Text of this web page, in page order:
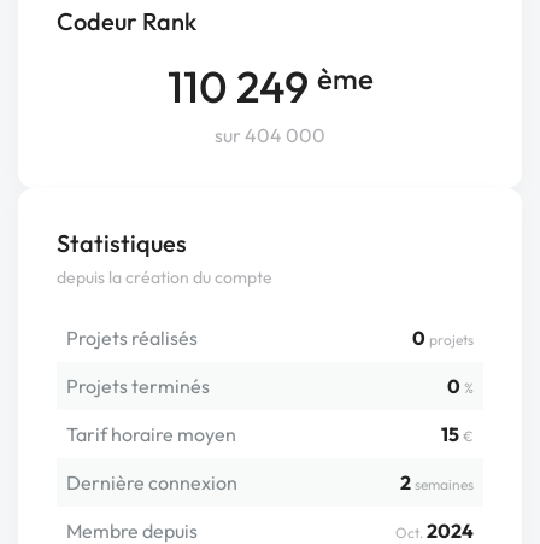
Codeur Rank
110 249 ème
sur 404 000
Statistiques
depuis la création du compte
Projets réalisés 0 projets
Projets terminés 0 %
Tarif horaire moyen 15 €
Dernière connexion 2 semaines
Membre depuis Oct. 2024